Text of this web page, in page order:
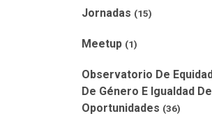
Jornadas (15)
Meetup (1)
Observatorio De Equidad
De Género E Igualdad De
Oportunidades (36)